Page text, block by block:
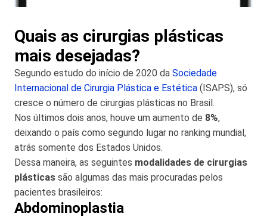
Quais as cirurgias plásticas
mais desejadas?
Segundo estudo do início de 2020 da Sociedade
Internacional de Cirurgia Plástica e Estética (ISAPS), só
cresce o número de cirurgias plásticas no Brasil.
Nos últimos dois anos, houve um aumento de 8%,
deixando o país como segundo lugar no ranking mundial,
atrás somente dos Estados Unidos.
Dessa maneira, as seguintes modalidades de cirurgias
plásticas são algumas das mais procuradas pelos
pacientes brasileiros:
Abdominoplastia